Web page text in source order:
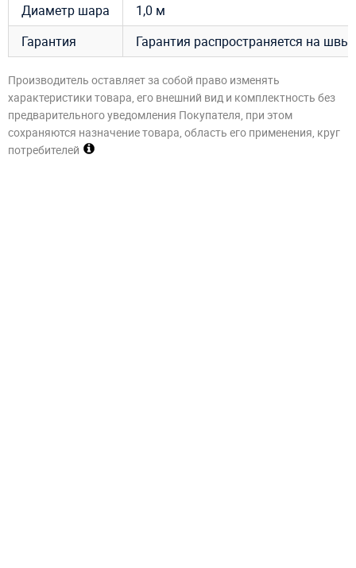
Диаметр шара
1,0 м
Гарантия
Гарантия распространяется на
Производитель оставляет за собой право изменять
характеристики товара, его внешний вид и комплектность без
предварительного уведомления Покупателя, при этом
сохраняются назначение товара, область его применения, круг
потребителей